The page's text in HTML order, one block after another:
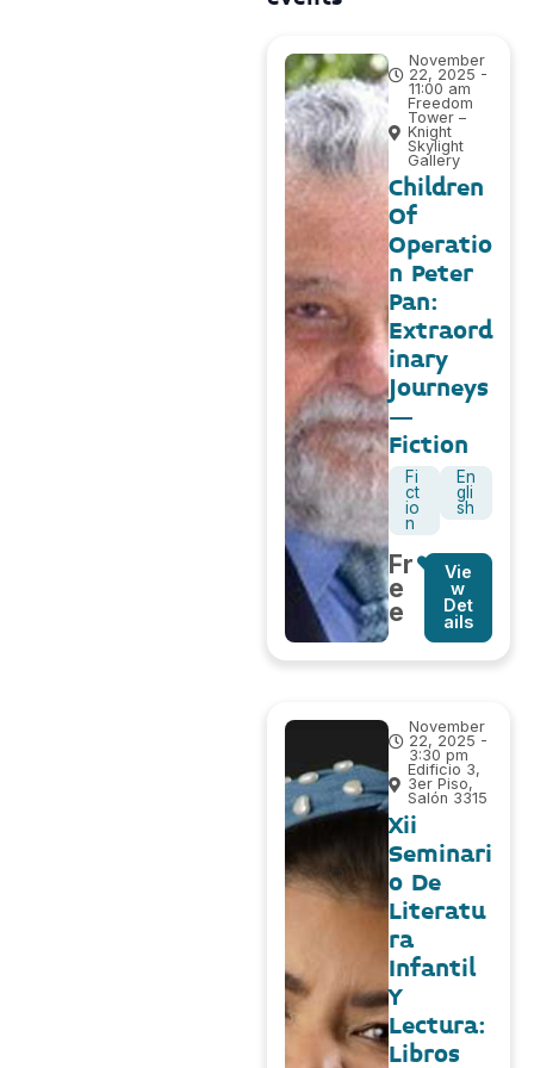
November
22, 2025 -
11:00 am
Freedom
Tower –
Knight
Skylight
Gallery
Children
Of
Operatio
n Peter
Pan:
Extraord
inary
Journeys
–
Fiction
Fi
ct
io
n
En
gli
sh
Fr
e
e
Vie
w
Det
ails
November
22, 2025 -
3:30 pm
Edificio 3,
3er Piso,
Salón 3315
Xii
Seminari
o De
Literatu
ra
Infantil
Y
Lectura:
Libros